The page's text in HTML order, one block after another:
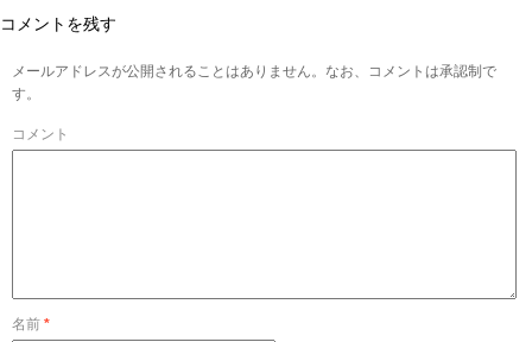
コメントを残す
メールアドレスが公開されることはありません。なお、コメントは承認制で
す。
コメント
名前 *